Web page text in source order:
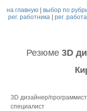
на главную |выбор по
рег. работника| рег.
Резюме3D
3D дизайнер/программист
специалист